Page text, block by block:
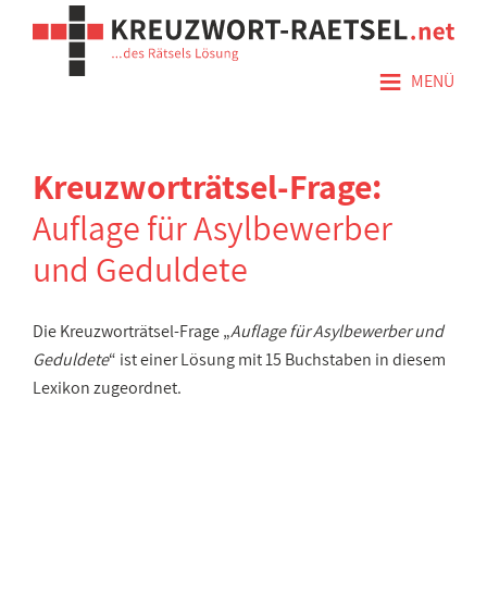
≡ MENÜ
Kreuzworträtsel-Frage:
Auflage für Asylbewerber
und Geduldete
Die Kreuzworträtsel-Frage „Auflage für Asylbewerber und
Geduldete“ ist einer Lösung mit 15 Buchstaben in diesem
Lexikon zugeordnet.